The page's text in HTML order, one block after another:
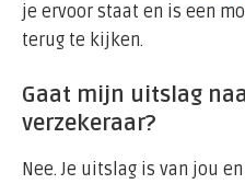
je ervoor staat en is een
terug te kijken.
Gaat mijn uitslag
verzekeraar?
Nee. Je uitslag is van jou